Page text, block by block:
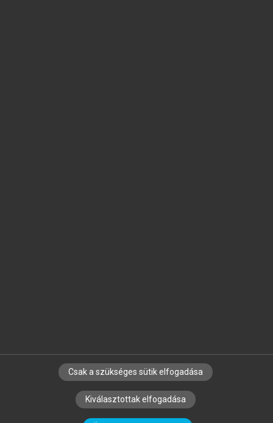
SZERZŐKNEK CÉGEKNEK KÖNYVTÁROSOKNAK
SZERKESZTÉSI ÉS LEKTORÁLÁSI ALAPELVEK
Csak a szükséges sütik elfogadása
Kiválasztottak elfogadása